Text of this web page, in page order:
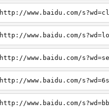
http://www.baidu.com/
http://www.baidu.com/
http://www.baidu.com/
http://www.baidu.com/
http://www.baidu.com/